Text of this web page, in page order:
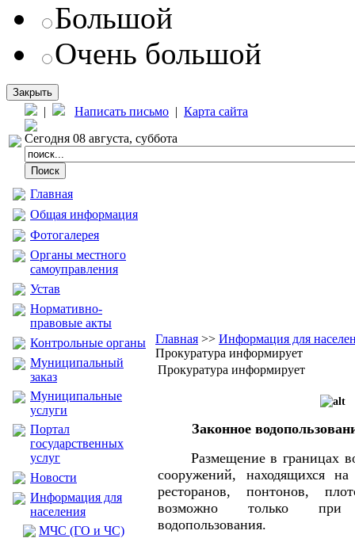
Большой
Очень большой
Закрыть
| Написать письмо | Карта сайта
Сегодня 08 августа, суббота
Главная
Общая информация
Фотогалерея
Органы местного
самоуправления
Устав
Нормативно-
правовые акты
Контрольные органы
Муниципальный
заказ
Муниципальные
услуги
Портал
государственных
услуг
Новости
Информация для
населения
МЧС (ГО и ЧС)
Главная >> Информация для
Прокуратура информирует
Прокуратура информирует
Законное
Размещение в границах
сооружений, находящихся
ресторанов, понтонов,
возможно только при
водопользования.